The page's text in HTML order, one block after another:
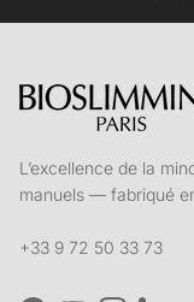
L’excellence de la
manuels — fabriqué
+33 9 72 50 33 73